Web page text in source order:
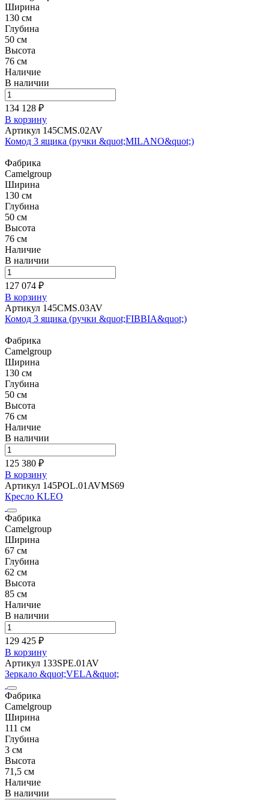
Ширина
130 см
Глубина
50 см
Высота
76 см
Наличие
В наличии
134 128 ₽
В корзину
Артикул 145CMS.02AV
Комод 3 ящика (ручки &quot;MILANO&quot;)
Фабрика
Camelgroup
Ширина
130 см
Глубина
50 см
Высота
76 см
Наличие
В наличии
127 074 ₽
В корзину
Артикул 145CMS.03AV
Комод 3 ящика (ручки &quot;FIBBIA&quot;)
Фабрика
Camelgroup
Ширина
130 см
Глубина
50 см
Высота
76 см
Наличие
В наличии
125 380 ₽
В корзину
Артикул 145POL.01AVMS69
Кресло KLEO
Фабрика
Camelgroup
Ширина
67 см
Глубина
62 см
Высота
85 см
Наличие
В наличии
129 425 ₽
В корзину
Артикул 133SPE.01AV
Зеркало &quot;VELA&quot;
Фабрика
Camelgroup
Ширина
111 см
Глубина
3 см
Высота
71,5 см
Наличие
В наличии